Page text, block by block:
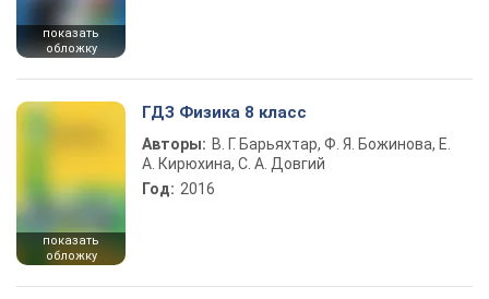
показать
обложку
показать
обложку
ГДЗ Физика 8 класс
Авторы: В. Г. Барьяхтар, Ф. Я. Божинова, Е.
А. Кирюхина, С. А. Довгий
Год: 2016